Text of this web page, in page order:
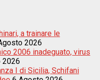
a trainare le
2026
2006 inadeguato, virus
2026
I di Sicilia, Schifani